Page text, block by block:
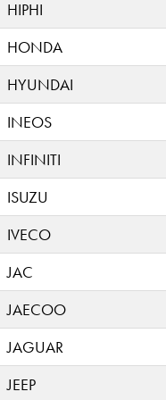
HIPHI
HONDA
HYUNDAI
INEOS
INFINITI
ISUZU
IVECO
JAC
JAECOO
JAGUAR
JEEP